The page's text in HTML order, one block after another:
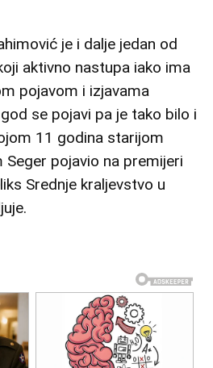
je i dalje jedan od
aktivno nastupa iako ima
pojavom i izjavama
se pojavi pa je tako bilo i
11 godina starijom
pojavio na premijeri
Srednje kraljevstvo u